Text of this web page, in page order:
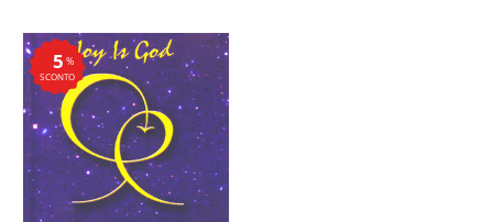
%
SCONTO
5